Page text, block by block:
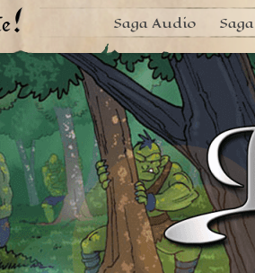
Aller
au
contenu
Saga Audio